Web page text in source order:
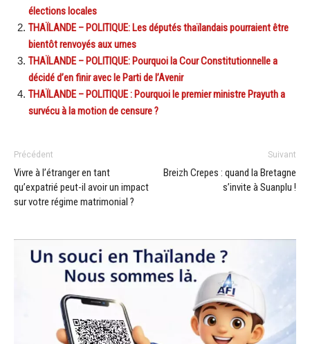
élections locales
THAÏLANDE – POLITIQUE: Les députés thaïlandais pourraient être
bientôt renvoyés aux urnes
THAÏLANDE – POLITIQUE: Pourquoi la Cour Constitutionnelle a
décidé d’en finir avec le Parti de l’Avenir
THAÏLANDE – POLITIQUE : Pourquoi le premier ministre Prayuth a
survécu à la motion de censure ?
Précédent
Vivre à l’étranger en tant
qu’expatrié peut-il avoir un impact
sur votre régime matrimonial ?
Suivant
Breizh Crepes : quand la Bretagne
s’invite à Suanplu !